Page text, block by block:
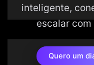
inteligente,
escalar
Quero um